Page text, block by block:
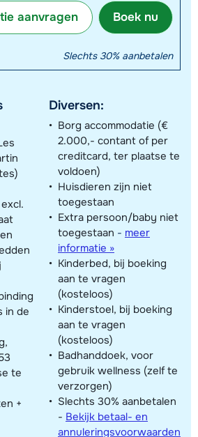
Boek nu
aanvragen
Slechts 30% aanbetalen
in de
te
+
Diversen:
Borg accommodatie (€
2.000,- contant of per
creditcard, ter plaatse te
voldoen)
Huisdieren zijn niet
toegestaan
Extra persoon/baby niet
toegestaan - meer
informatie »
Kinderbed, bij boeking
aan te vragen
(kosteloos)
Kinderstoel, bij boeking
aan te vragen
(kosteloos)
Badhanddoek, voor
gebruik wellness (zelf te
verzorgen)
Slechts 30% aanbetalen
- Bekijk betaal- en
annuleringsvoorwaarden